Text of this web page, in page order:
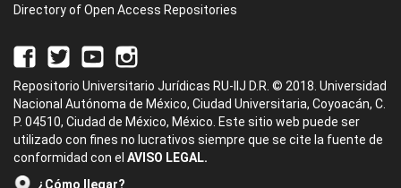
Directory of Open Access Repositories
Repositorio Universitario Jurídicas RU-IIJ D.R. © 2018. Universidad
Nacional Autónoma de México, Ciudad Universitaria, Coyoacán, C.
P. 04510, Ciudad de México, México. Este sitio web puede ser
utilizado con fines no lucrativos siempre que se cite la fuente de
conformidad con el AVISO LEGAL.
¿Cómo llegar?